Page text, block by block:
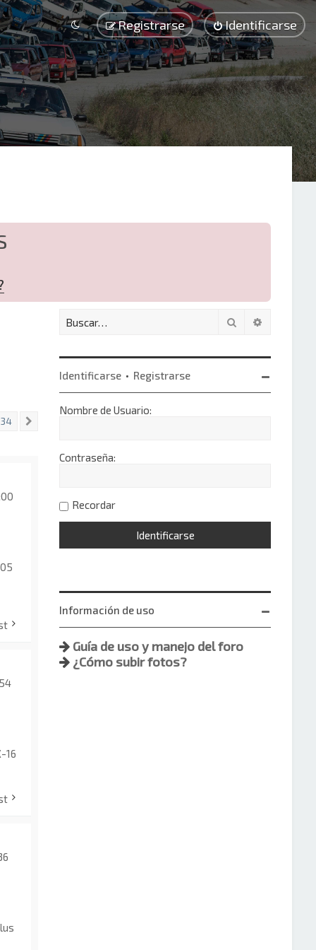
Identificarse
Registrarse
34
16
Buscar
Identificarse • Registrarse
Nombre de Usuario:
Contraseña:
Recordar
Información de uso
Guía de uso y manejo del foro
¿Cómo subir fotos?